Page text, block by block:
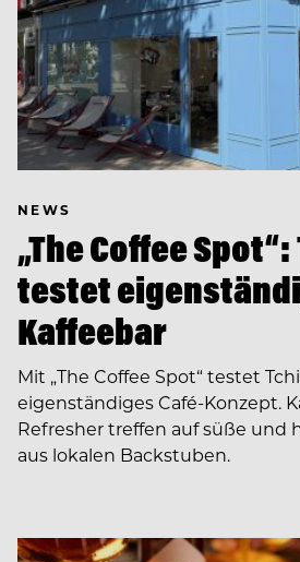
NEWS
„The Coffee
testet
Kaffeebar
Mit „The Coffee Spot“ testet
eigenständiges Café-Konzept.
Refresher treffen auf süße und
aus lokalen Backstuben.